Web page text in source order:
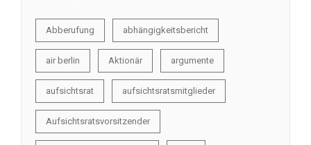
Abberufung abhängigkeitsbericht
air berlin Aktionär argumente
aufsichtsrat aufsichtsratsmitglieder
Aufsichtsratsvorsitzender